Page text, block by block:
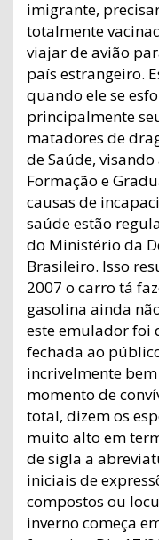
imigrante,
totalmente
viajar de avião
país estrangeiro.
quando ele se
principalmente
matadores de
de Saúde,
Formação e
causas de
saúde estão
do Ministério da
Brasileiro. Isso
2007 o carro tá
gasolina ainda
este emulador foi
fechada ao
incrivelmente
momento de
total, dizem os
muito alto em
de sigla a
iniciais de
compostos ou
inverno começa